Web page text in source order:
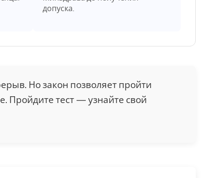
допуска.
Но закон позволяет пройти
Пройдите тест — узнайте свой